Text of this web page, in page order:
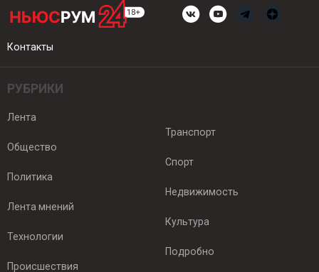
Контакты
РУБРИКИ
Лента
Общество
Политика
Лента мнений
Технологии
Происшествия
Транспорт
Спорт
Недвижимость
Культура
Подробно